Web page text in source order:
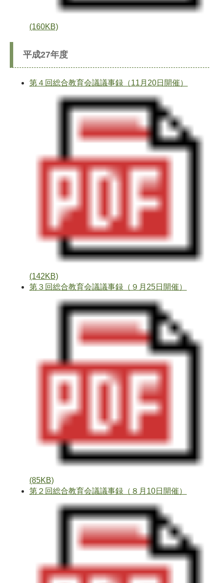
(160KB)
平成27年度
第４回総合教育会議議事録（11月20日開催）
(142KB)
第３回総合教育会議議事録（９月25日開催）
(85KB)
第２回総合教育会議議事録（８月10日開催）